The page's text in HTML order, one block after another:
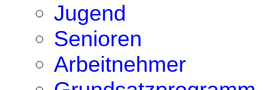
Jugend
Senioren
Arbeitnehmer